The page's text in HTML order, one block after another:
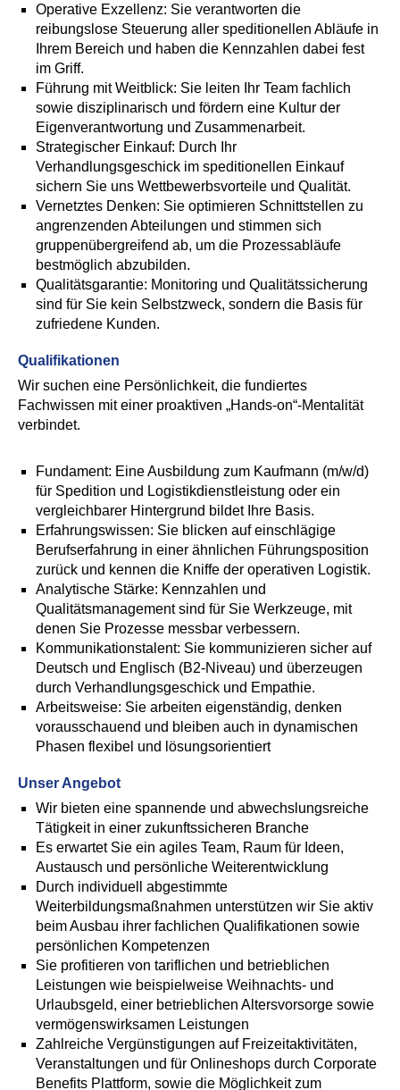
Operative Exzellenz: Sie verantworten die
reibungslose Steuerung aller speditionellen Abläufe in
Ihrem Bereich und haben die Kennzahlen dabei fest
im Griff.
Führung mit Weitblick: Sie leiten Ihr Team fachlich
sowie disziplinarisch und fördern eine Kultur der
Eigenverantwortung und Zusammenarbeit.
Strategischer Einkauf: Durch Ihr
Verhandlungsgeschick im speditionellen Einkauf
sichern Sie uns Wettbewerbsvorteile und Qualität.
Vernetztes Denken: Sie optimieren Schnittstellen zu
angrenzenden Abteilungen und stimmen sich
gruppenübergreifend ab, um die Prozessabläufe
bestmöglich abzubilden.
Qualitätsgarantie: Monitoring und Qualitätssicherung
sind für Sie kein Selbstzweck, sondern die Basis für
zufriedene Kunden.
Qualifikationen
Wir suchen eine Persönlichkeit, die fundiertes
Fachwissen mit einer proaktiven „Hands-on“-Mentalität
verbindet.
Fundament: Eine Ausbildung zum Kaufmann (m/w/d)
für Spedition und Logistikdienstleistung oder ein
vergleichbarer Hintergrund bildet Ihre Basis.
Erfahrungswissen: Sie blicken auf einschlägige
Berufserfahrung in einer ähnlichen Führungsposition
zurück und kennen die Kniffe der operativen Logistik.
Analytische Stärke: Kennzahlen und
Qualitätsmanagement sind für Sie Werkzeuge, mit
denen Sie Prozesse messbar verbessern.
Kommunikationstalent: Sie kommunizieren sicher auf
Deutsch und Englisch (B2-Niveau) und überzeugen
durch Verhandlungsgeschick und Empathie.
Arbeitsweise: Sie arbeiten eigenständig, denken
vorausschauend und bleiben auch in dynamischen
Phasen flexibel und lösungsorientiert
Unser Angebot
Wir bieten eine spannende und abwechslungsreiche
Tätigkeit in einer zukunftssicheren Branche
Es erwartet Sie ein agiles Team, Raum für Ideen,
Austausch und persönliche Weiterentwicklung
Durch individuell abgestimmte
Weiterbildungsmaßnahmen unterstützen wir Sie aktiv
beim Ausbau ihrer fachlichen Qualifikationen sowie
persönlichen Kompetenzen
Sie profitieren von tariflichen und betrieblichen
Leistungen wie beispielweise Weihnachts- und
Urlaubsgeld, einer betrieblichen Altersvorsorge sowie
vermögenswirksamen Leistungen
Zahlreiche Vergünstigungen auf Freizeitaktivitäten,
Veranstaltungen und für Onlineshops durch Corporate
Benefits Plattform, sowie die Möglichkeit zum